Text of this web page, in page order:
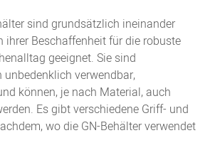
sind grundsätzlich ineinander
ihrer Beschaffenheit für die robuste
geeignet. Sie sind
verwendbar,
können, je nach Material, auch
Es gibt verschiedene Griff- und
wo die GN-Behälter verwendet